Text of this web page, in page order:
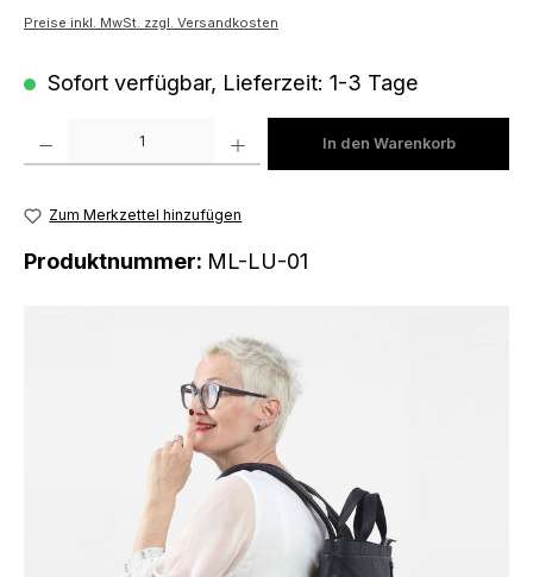
Preise inkl. MwSt. zzgl. Versandkosten
Sofort verfügbar, Lieferzeit: 1-3 Tage
In den Warenkorb
Zum Merkzettel hinzufügen
Produktnummer: ML-LU-01